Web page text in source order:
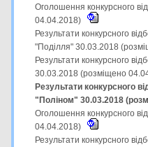
Оголошення конкурсного
04.04.2018)
Результати конкурсного
"Поділля" 30.03.2018
Результати конкурсного
30.03.2018 (розміщено
Результати конкурсного
"Поліном" 30.03.2018
Оголошення конкурсного
04.04.2018)
Результати конкурсного